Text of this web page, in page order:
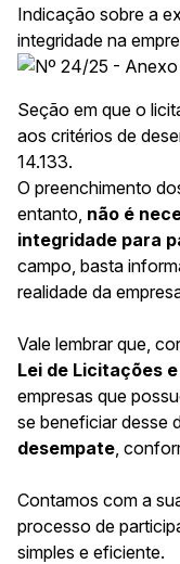
Indicação sobre a
integridade na
Seção em que o
aos critérios de
14.133.
O preenchimento
entanto, não é
integridade para
campo, basta
realidade da
Vale lembrar que,
Lei de Licitações
empresas que
se beneficiar desse
desempate ,
Contamos com a
processo de
simples e eficiente.